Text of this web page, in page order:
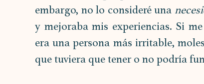
embargo, no lo consideré una
y mejoraba mis experiencias. Si
era una persona más irritable,
que tuviera que tener o no podría